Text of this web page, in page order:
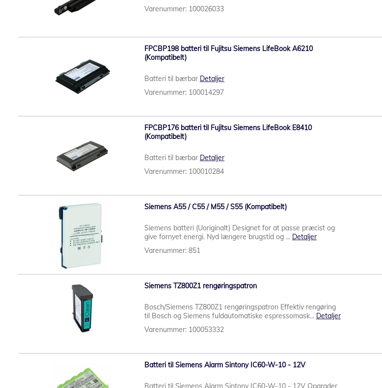
Varenummer: 100026033
FPCBP198 batteri til Fujitsu Siemens LifeBook A6210
(Kompatibelt)
Batteri til bærbar Detaljer
Varenummer: 100014297
FPCBP176 batteri til Fujitsu Siemens LifeBook E8410
(Kompatibelt)
Batteri til bærbar Detaljer
Varenummer: 100010284
Siemens A55 / C55 / M55 / S55 (Kompatibelt)
Siemens batteri (Uoriginalt) Designet for at passe præcist og
give fornyet energi. Nyd længere brugstid og ... Detaljer
Varenummer: 851
Siemens TZ800Z1 rengøringspatron
Bosch/Siemens TZ800Z1 rengøringspatron Effektiv rengøring
til Bosch og Siemens fuldautomatiske espressomask... Detaljer
Varenummer: 100053332
Batteri til Siemens Alarm Sintony IC60-W-10 - 12V
Batteri til Siemens Alarm Sintony IC60-W-10 - 12V Opgrader